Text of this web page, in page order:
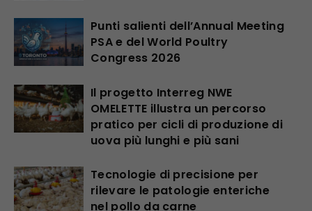
Punti salienti dell’Annual Meeting
PSA e del World Poultry
Congress 2026
Il progetto Interreg NWE
OMELETTE illustra un percorso
pratico per cicli di produzione di
uova più lunghi e più sani
Tecnologie di precisione per
rilevare le patologie enteriche
nel pollo da carne